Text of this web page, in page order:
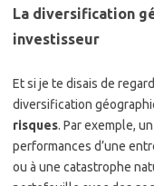
La diversification
investisseur
Et si je te disais de
diversification
risques. Par exemple, un
performances d’une
ou à une catastrophe